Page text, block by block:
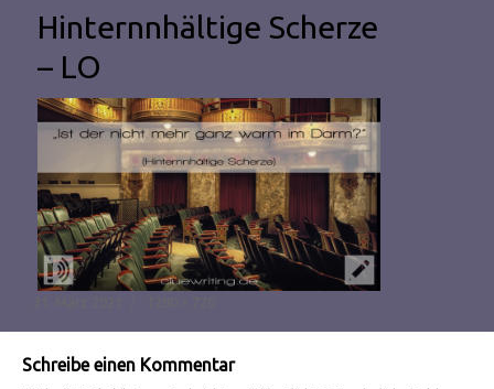
Hinternnhältige Scherze
– LO
Schreibe einen Kommentar